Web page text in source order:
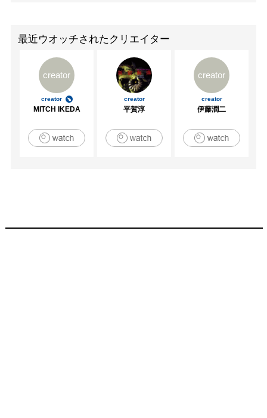
リイK、東京
ア」ホテルニューオータニ、東京
2010　「Art For Two」ギャラリイK、東京
2011　「Les Etoiles de Demain」カルーゼル・デュ・ルー
ブル、パリ
最近ウオッチされたクリエイター
creator
creator
MITCH IKEDA
creator
平賀淳
creator
creator
伊藤潤二